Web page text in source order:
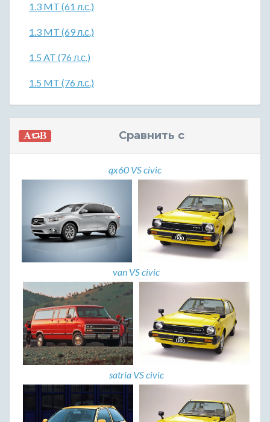
1.3 MT (61 л.с.)
1.3 MT (69 л.с.)
1.5 AT (76 л.с.)
1.5 MT (76 л.с.)
Сравнить с
qx60 VS civic
van VS civic
satria VS civic